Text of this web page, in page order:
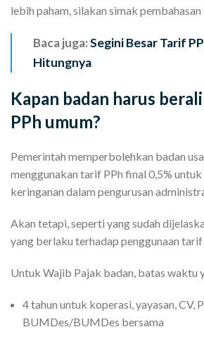
lebih paham, silakan simak
Baca juga:Segini Besar Tarif
Hitungnya
Kapan badan harus
PPh umum?
Pemerintah memperbolehkan badan
menggunakan tarif PPh final 0,5%
keringanan dalam pengurusan
Akan tetapi, seperti yang sudah
yang berlaku terhadap penggunaan
Untuk Wajib Pajak badan, batas waktu
4 tahun untuk koperasi, yayasan, CV,
BUMDes/BUMDes bersama